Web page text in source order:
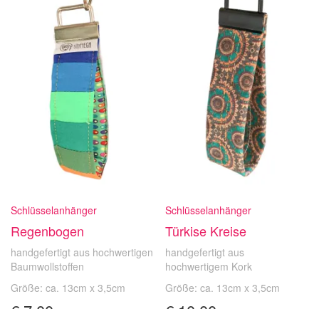
Schlüsselanhänger
Regenbogen
handgefertigt aus hochwertigen
Baumwollstoffen
Größe: ca. 13cm x 3,5cm
Schlüsselanhänger
Türkise Kreise
handgefertigt aus
hochwertigem Kork
Größe: ca. 13cm x 3,5cm